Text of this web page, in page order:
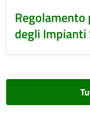
Regolamento
degli